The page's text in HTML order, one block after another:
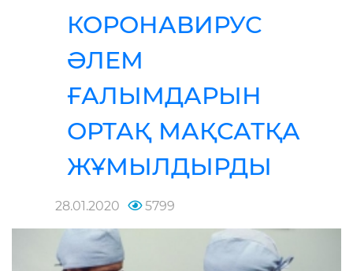
КОРОНАВИРУС
ӘЛЕМ
ҒАЛЫМДАРЫН
ОРТАҚ МАҚСАТҚА
ЖҰМЫЛДЫРДЫ
28.01.2020 5799